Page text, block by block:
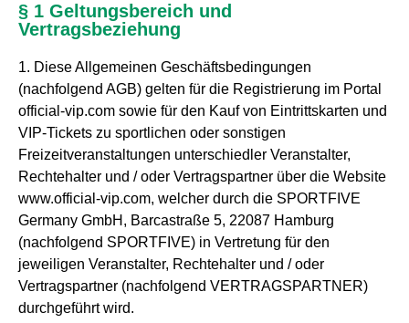
§ 1 Geltungsbereich und
Vertragsbeziehung
1. Diese Allgemeinen Geschäftsbedingungen
(nachfolgend AGB) gelten für die Registrierung im Portal
official-vip.com sowie für den Kauf von Eintrittskarten und
VIP-Tickets zu sportlichen oder sonstigen
Freizeitveranstaltungen unterschiedler Veranstalter,
Rechtehalter und / oder Vertragspartner über die Website
www.official-vip.com, welcher durch die SPORTFIVE
Germany GmbH, Barcastraße 5, 22087 Hamburg
(nachfolgend SPORTFIVE) in Vertretung für den
jeweiligen Veranstalter, Rechtehalter und / oder
Vertragspartner (nachfolgend VERTRAGSPARTNER)
durchgeführt wird.